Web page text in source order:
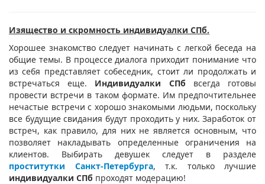
Изящество и скромность индивидуалки СПб.
Хорошее знакомство следует начинать с легкой беседа на
общие темы. В процессе диалога приходит понимание что
из себя представляет собеседник, стоит ли продолжать и
встречаться еще. Индивидуалки СПб всегда готовы
провести встречи в таком формате. Им предпочтительнее
нечастые встречи с хорошо знакомыми людьми, поскольку
все будущие свидания будут проходить у них. Заработок от
встреч, как правило, для них не является основным, что
позволяет накладывать определенные ограничения на
клиентов. Выбирать девушек следует в разделе
проститутки Санкт-Петербурга, т.к. только лучшие
индивидуалки СПб проходят модерацию!